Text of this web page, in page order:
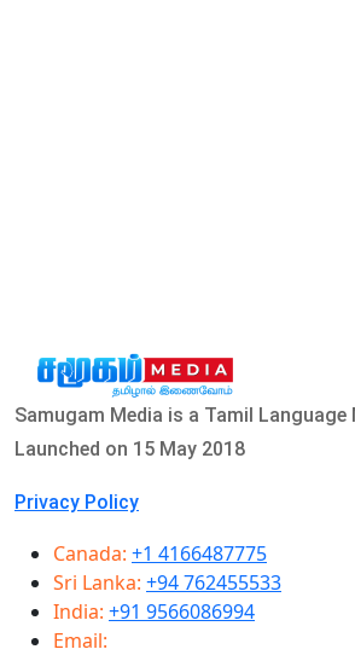
Samugam Media is a Tamil Language
Launched on 15 May 2018
Privacy Policy
Canada: +1 4166487775
Sri Lanka: +94 762455533
India: +91 9566086994
Email: